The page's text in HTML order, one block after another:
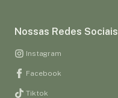
Nossas Redes Sociais
Instagram
Facebook
Tiktok